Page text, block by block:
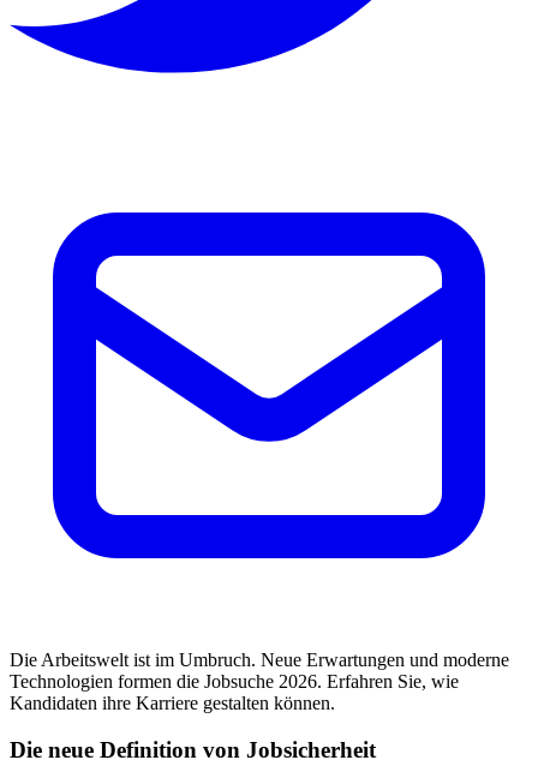
Die Arbeitswelt ist im Umbruch. Neue Erwartungen und moderne
Technologien formen die Jobsuche 2026. Erfahren Sie, wie
Kandidaten ihre Karriere gestalten können.
Die neue Definition von Jobsicherheit